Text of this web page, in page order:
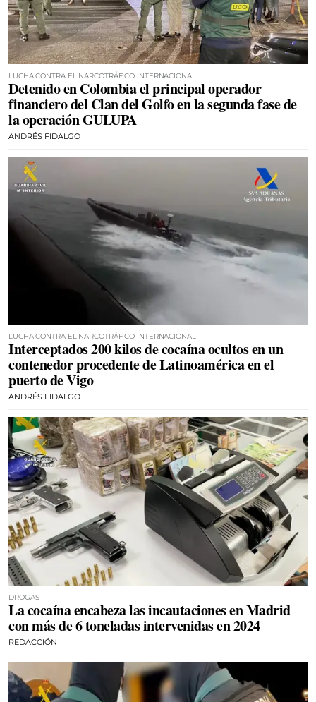
LUCHA CONTRA EL NARCOTRÁFICO INTERNACIONAL
Detenido en Colombia el principal operador
financiero del Clan del Golfo en la segunda fase de
la operación GULUPA
ANDRÉS FIDALGO
LUCHA CONTRA EL NARCOTRÁFICO INTERNACIONAL
Interceptados 200 kilos de cocaína ocultos en un
contenedor procedente de Latinoamérica en el
puerto de Vigo
ANDRÉS FIDALGO
DROGAS
La cocaína encabeza las incautaciones en Madrid
con más de 6 toneladas intervenidas en 2024
REDACCIÓN